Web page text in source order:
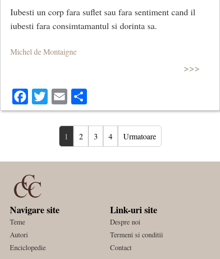
Iubesti un corp fara suflet sau fara sentiment cand il
iubesti fara consimtamantul si dorinta sa.
Michel de Montaigne
>>>
Facebook
Twitter
Email
1 2 3 4 Urmatoare
Navigare site
Teme
Autori
Enciclopedie
Link-uri site
Despre noi
Termeni si conditii
Contact